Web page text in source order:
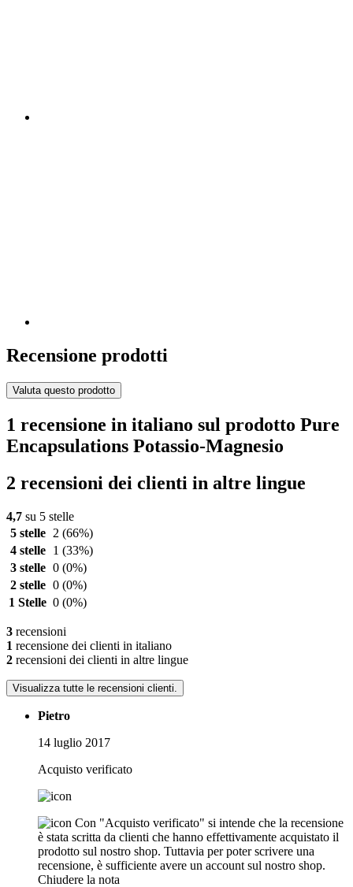
Recensione prodotti
Valuta questo prodotto
1 recensione in italiano sul prodotto Pure
Encapsulations Potassio-Magnesio
2 recensioni dei clienti in altre lingue
4,7 su 5 stelle
5 stelle
2 (66%)
4 stelle
1 (33%)
3 stelle 0 (0%)
2 stelle 0 (0%)
1 Stelle 0 (0%)
3 recensioni
1 recensione dei clienti in italiano
2 recensioni dei clienti in altre lingue
Visualizza tutte le recensioni clienti.
Pietro
14 luglio 2017
Acquisto verificato
Con "Acquisto verificato" si intende che la recensione
è stata scritta da clienti che hanno effettivamente acquistato il
prodotto sul nostro shop. Tuttavia per poter scrivere una
recensione, è sufficiente avere un account sul nostro shop.
Chiudere la nota